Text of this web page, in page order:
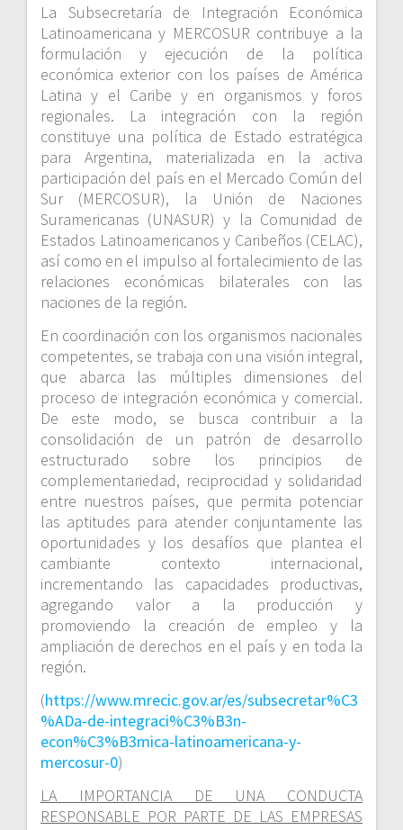
La Subsecretaría de Integración Económica
Latinoamericana y MERCOSUR contribuye a la
formulación y ejecución de la política
económica exterior con los países de América
Latina y el Caribe y en organismos y foros
regionales. La integración con la región
constituye una política de Estado estratégica
para Argentina, materializada en la activa
participación del país en el Mercado Común del
Sur (MERCOSUR), la Unión de Naciones
Suramericanas (UNASUR) y la Comunidad de
Estados Latinoamericanos y Caribeños (CELAC),
así como en el impulso al fortalecimiento de las
relaciones económicas bilaterales con las
naciones de la región.
En coordinación con los organismos nacionales
competentes, se trabaja con una visión integral,
que abarca las múltiples dimensiones del
proceso de integración económica y comercial.
De este modo, se busca contribuir a la
consolidación de un patrón de desarrollo
estructurado sobre los principios de
complementariedad, reciprocidad y solidaridad
entre nuestros países, que permita potenciar
las aptitudes para atender conjuntamente las
oportunidades y los desafíos que plantea el
cambiante contexto internacional,
incrementando las capacidades productivas,
agregando valor a la producción y
promoviendo la creación de empleo y la
ampliación de derechos en el país y en toda la
región.
(https://www.mrecic.gov.ar/es/subsecretar%C3
%ADa-de-integraci%C3%B3n-
econ%C3%B3mica-latinoamericana-y-
mercosur-0)
LA IMPORTANCIA DE UNA CONDUCTA
RESPONSABLE POR PARTE DE LAS EMPRESAS